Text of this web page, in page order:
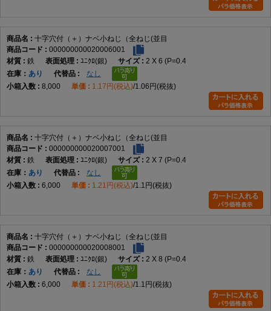
十字穴付（＋）ナベ小ねじ（全ねじ(並目
000000000020006001
鉄
ﾕﾆｸﾛ(銀)
2 X 6 (P=0.4
在庫
あり
なし
8,000
1.17円(税込) 1.06円(税抜)
十字穴付（＋）ナベ小ねじ（全ねじ(並目
000000000020007001
鉄
ﾕﾆｸﾛ(銀)
2 X 7 (P=0.4
在庫
あり
なし
6,000
1.21円(税込) 1.1円(税抜)
十字穴付（＋）ナベ小ねじ（全ねじ(並目
000000000020008001
鉄
ﾕﾆｸﾛ(銀)
2 X 8 (P=0.4
在庫
あり
なし
6,000
1.21円(税込) 1.1円(税抜)